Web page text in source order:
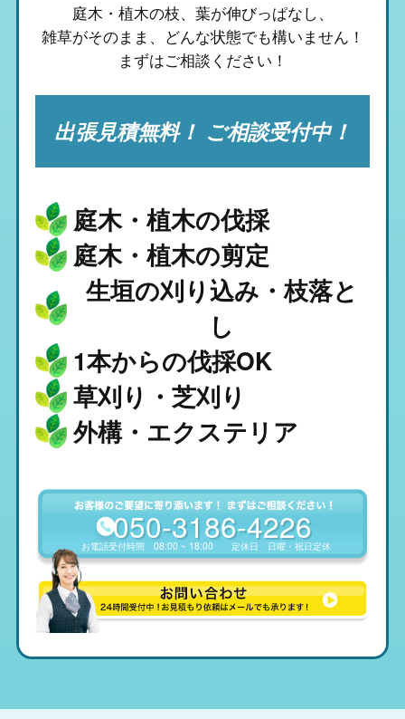
庭木・植木の枝、葉が伸びっぱなし、
雑草がそのまま、 どんな状態でも構いません！
まずはご相談ください！
出張見積無料！ ご相談受付中！
庭木・植木の伐採
1本からの伐採OK
庭木・植木の剪定
草刈り・芝刈り
生垣の刈り込み・枝落と
し
外構・エクステリア
050-3186-4226
お電話受付時間08:00 ~ 18:00 定休日 日曜・祝日定休